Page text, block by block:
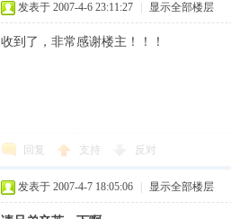
发表于 2007-4-6 23:11:27 显示全部楼层
收到了，非常感谢楼主！！！
回复 支持 反对
发表于 2007-4-7 18:05:06 显示全部楼层